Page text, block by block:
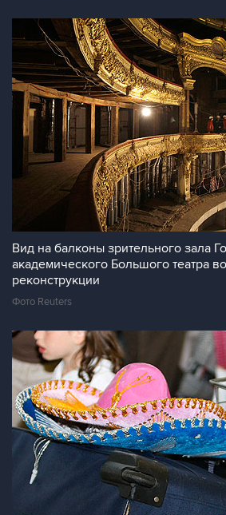
Вид на балконы зрительного зала
академического Большого театра
реконструкции
Фото Reuters